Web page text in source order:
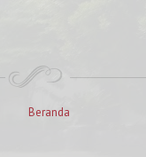
Beranda